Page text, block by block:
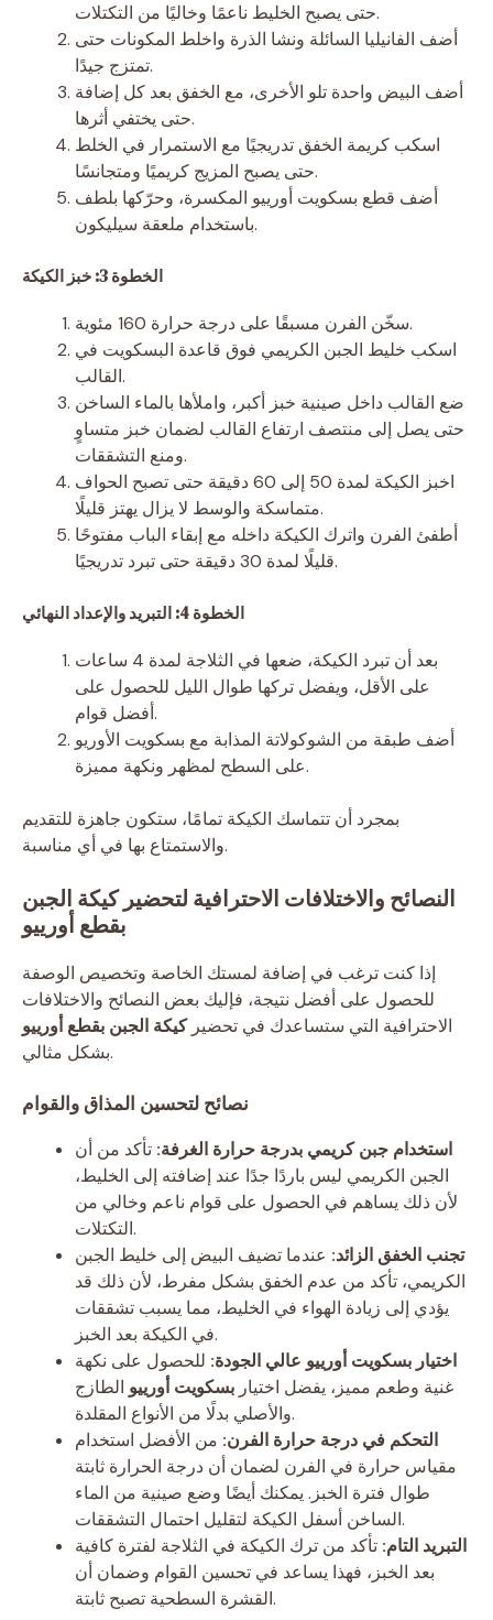
حتى يصبح الخليط ناعمًا وخاليًا من التكتلات.
أضف الفانيليا السائلة ونشا الذرة واخلط المكونات حتى
تمتزج جيدًا.
أضف البيض واحدة تلو الأخرى، مع الخفق بعد كل إضافة
حتى يختفي أثرها.
اسكب كريمة الخفق تدريجيًا مع الاستمرار في الخلط
حتى يصبح المزيج كريميًا ومتجانسًا.
أضف قطع بسكويت أورييو المكسرة، وحرّكها بلطف
باستخدام ملعقة سيليكون.
الخطوة 3: خبز الكيكة
سخّن الفرن مسبقًا على درجة حرارة 160 مئوية.
اسكب خليط الجبن الكريمي فوق قاعدة البسكويت في
القالب.
ضع القالب داخل صينية خبز أكبر، واملأها بالماء الساخن
حتى يصل إلى منتصف ارتفاع القالب لضمان خبز متساوٍ
ومنع التشققات.
اخبز الكيكة لمدة 50 إلى 60 دقيقة حتى تصبح الحواف
متماسكة والوسط لا يزال يهتز قليلًا.
أطفئ الفرن واترك الكيكة داخله مع إبقاء الباب مفتوحًا
قليلًا لمدة 30 دقيقة حتى تبرد تدريجيًا.
الخطوة 4: التبريد والإعداد النهائي
بعد أن تبرد الكيكة، ضعها في الثلاجة لمدة 4 ساعات
على الأقل، ويفضل تركها طوال الليل للحصول على
أفضل قوام.
أضف طبقة من الشوكولاتة المذابة مع بسكويت الأوريو
على السطح لمظهر ونكهة مميزة.
بمجرد أن تتماسك الكيكة تمامًا، ستكون جاهزة للتقديم
والاستمتاع بها في أي مناسبة.
النصائح والاختلافات الاحترافية لتحضير كيكة الجبن
بقطع أورييو
إذا كنت ترغب في إضافة لمستك الخاصة وتخصيص الوصفة
للحصول على أفضل نتيجة، فإليك بعض النصائح والاختلافات
الاحترافية التي ستساعدك في تحضيركيكة الجبن بقطع أورييو
بشكل مثالي.
نصائح لتحسين المذاق والقوام
استخدام جبن كريمي بدرجة حرارة الغرفة: تأكد من أن
الجبن الكريمي ليس باردًا جدًا عند إضافته إلى الخليط،
لأن ذلك يساهم في الحصول على قوام ناعم وخالي من
التكتلات.
تجنب الخفق الزائد: عندما تضيف البيض إلى خليط الجبن
الكريمي، تأكد من عدم الخفق بشكل مفرط، لأن ذلك قد
يؤدي إلى زيادة الهواء في الخليط، مما يسبب تشققات
في الكيكة بعد الخبز.
اختيار بسكويت أورييو عالي الجودة: للحصول على نكهة
غنية وطعم مميز، يفضل اختيار بسكويت أورييو الطازج
والأصلي بدلًا من الأنواع المقلدة.
التحكم في درجة حرارة الفرن: من الأفضل استخدام
مقياس حرارة في الفرن لضمان أن درجة الحرارة ثابتة
طوال فترة الخبز. يمكنك أيضًا وضع صينية من الماء
الساخن أسفل الكيكة لتقليل احتمال التشققات.
التبريد التام: تأكد من ترك الكيكة في الثلاجة لفترة كافية
بعد الخبز، فهذا يساعد في تحسين القوام وضمان أن
القشرة السطحية تصبح ثابتة.